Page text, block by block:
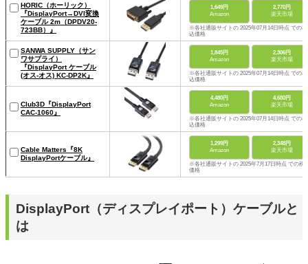
HORIC（ホーリック）
『DisplayPort→DVI変換
ケーブル 2m（DPDV20-
723BB）』
1,649円
Amazon
2,770円
楽天市場
※各社通販サイトの 2025年07月14日時点 での税
込価格
SANWA SUPPLY（サン
ワサプライ）
『DisplayPort ケーブル
(オス-オス) KC-DP2K』
1,845円
Amazon
2,306円
楽天市場
※各社通販サイトの 2025年07月14日時点 での税
込価格
Club3D『DisplayPort
CAC-1060』
4,480円
Amazon
4,680円
楽天市場
※各社通販サイトの 2025年07月14日時点 での税
込価格
Cable Matters『8K
DisplayPortケーブル』
1,299円
Amazon
2,348円
楽天市場
※各社通販サイトの 2025年7月17日時点 での税
価格
DisplayPort（ディスプレイポート）ケーブルと
は